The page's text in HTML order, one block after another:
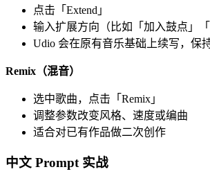
点击「Extend」
输入扩展方向（比如「加入鼓点」「
Udio 会在原有音乐基础上续写，保
Remix（混音）
选中歌曲，点击「Remix」
调整参数改变风格、速度或编曲
适合对已有作品做二次创作
中文 Prompt 实战